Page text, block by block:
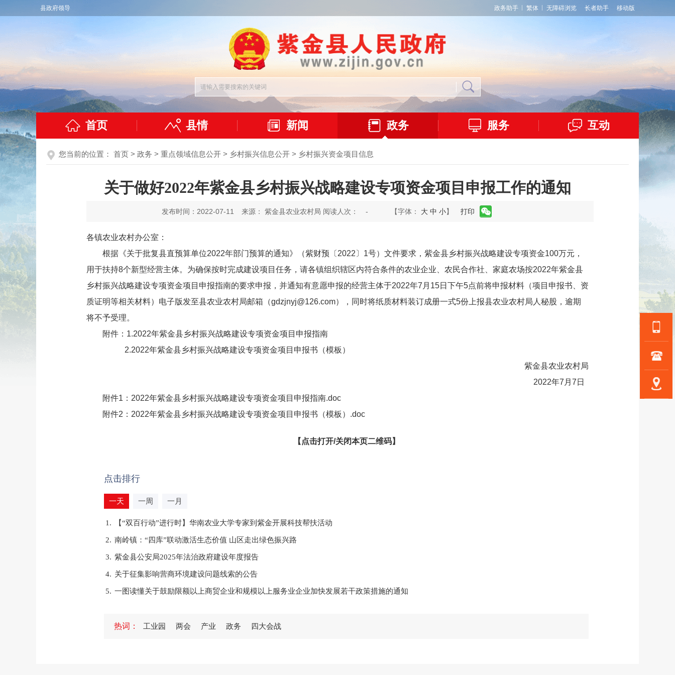
县政府领导 政务助手 繁体 无障碍浏览 长者助手 移动版
首页 县情 新闻 政务 服务 互动
您当前的位置： 首页 > 政务 > 重点领域信息公开 > 乡村振兴信息公开 > 乡村振兴资金项目信息
关于做好2022年紫金县乡村振兴战略建设专项资金项目申报工作的通知
发布时间：2022-07-11 来源： 紫金县农业农村局 阅读人次： - 【字体： 大 中 小】 打印
各镇农业农村办公室：
根据《关于批复县直预算单位2022年部门预算的通知》（紫财预〔2022〕1号）文件要求，紫金县乡村振兴战略建设专项资金100万元，
用于扶持8个新型经营主体。为确保按时完成建设项目任务，请各镇组织辖区内符合条件的农业企业、农民合作社、家庭农场按2022年紫金县
乡村振兴战略建设专项资金项目申报指南的要求申报，并通知有意愿申报的经营主体于2022年7月15日下午5点前将申报材料（项目申报书、资
质证明等相关材料）电子版发至县农业农村局邮箱（gdzjnyj@126.com），同时将纸质材料装订成册一式5份上报县农业农村局人秘股，逾期
将不予受理。
附件：1.2022年紫金县乡村振兴战略建设专项资金项目申报指南
2.2022年紫金县乡村振兴战略建设专项资金项目申报书（模板）
紫金县农业农村局
2022年7月7日
附件1：2022年紫金县乡村振兴战略建设专项资金项目申报指南.doc
附件2：2022年紫金县乡村振兴战略建设专项资金项目申报书（模板）.doc
【点击打开/关闭本页二维码】
点击排行
一天 一周 一月
1. 【“双百行动”进行时】华南农业大学专家到紫金开展科技帮扶活动
2. 南岭镇：“四库”联动激活生态价值 山区走出绿色振兴路
3. 紫金县公安局2025年法治政府建设年度报告
4. 关于征集影响营商环境建设问题线索的公告
5. 一图读懂关于鼓励限额以上商贸企业和规模以上服务业企业加快发展若干政策措施的通知
紫金县义容中学举行2024—2025学年度奖教奖学颁奖大会暨校友捐赠仪式
热词： 工业园 两会 产业 政务 四大会战